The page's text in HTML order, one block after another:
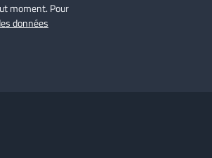
moment. Pour
données